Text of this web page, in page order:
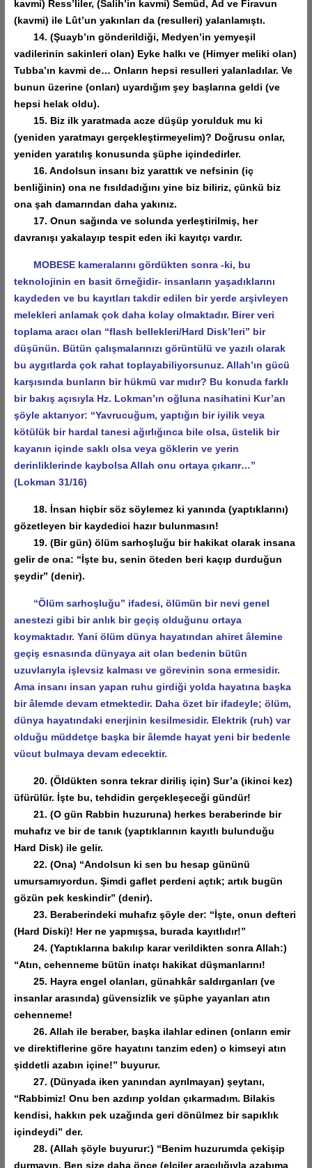
kavmi) Ress’liler, (Salih’in kavmi) Semûd, Âd ve Firavun
(kavmi) ile Lût’un yakınları da (resulleri) yalanlamıştı.
14. (Şuayb’ın gönderildiği, Medyen’in yemyeşil
vadilerinin sakinleri olan) Eyke halkı ve (Himyer meliki olan)
Tubba’ın kavmi de… Onların hepsi resulleri yalanladılar. Ve
bunun üzerine (onları) uyardığım şey başlarına geldi (ve
hepsi helak oldu).
15. Biz ilk yaratmada acze düşüp yorulduk mu ki
(yeniden yaratmayı gerçekleştirmeyelim)? Doğrusu onlar,
yeniden yaratılış konusunda şüphe içindedirler.
16. Andolsun insanı biz yarattık ve nefsinin (iç
benliğinin) ona ne fısıldadığını yine biz biliriz, çünkü biz
ona şah damarından daha yakınız.
17. Onun sağında ve solunda yerleştirilmiş, her
davranışı yakalayıp tespit eden iki kayıtçı vardır.
MOBESE kameralarını gördükten sonra -ki, bu
teknolojinin en basit örneğidir- insanların yaşadıklarını
kaydeden ve bu kayıtları takdir edilen bir yerde arşivleyen
melekleri anlamak çok daha kolay olmaktadır. Birer veri
toplama aracı olan “flash bellekleri/Hard Disk’leri” bir
düşünün. Bütün çalışmalarınızı görüntülü ve yazılı olarak
bu aygıtlarda çok rahat toplayabiliyorsunuz. Allah’ın gücü
karşısında bunların bir hükmü var mıdır? Bu konuda farklı
bir bakış açısıyla Hz. Lokman’ın oğluna nasihatini Kur’an
şöyle aktarıyor: “Yavrucuğum, yaptığın bir iyilik veya
kötülük bir hardal tanesi ağırlığınca bile olsa, üstelik bir
kayanın içinde saklı olsa veya göklerin ve yerin
derinliklerinde kaybolsa Allah onu ortaya çıkarır…”
(Lokman 31/16)
18. İnsan hiçbir söz söylemez ki yanında (yaptıklarını)
gözetleyen bir kaydedici hazır bulunmasın!
19. (Bir gün) ölüm sarhoşluğu bir hakikat olarak insana
gelir de ona: “İşte bu, senin öteden beri kaçıp durduğun
şeydir” (denir).
“Ölüm sarhoşluğu” ifadesi, ölümün bir nevi genel
anestezi gibi bir anlık bir geçiş olduğunu ortaya
koymaktadır. Yani ölüm dünya hayatından ahiret âlemine
geçiş esnasında dünyaya ait olan bedenin bütün
uzuvlarıyla işlevsiz kalması ve görevinin sona ermesidir.
Ama insanı insan yapan ruhu girdiği yolda hayatına başka
bir âlemde devam etmektedir. Daha özet bir ifadeyle; ölüm,
dünya hayatındaki enerjinin kesilmesidir. Elektrik (ruh) var
olduğu müddetçe başka bir âlemde hayat yeni bir bedenle
vücut bulmaya devam edecektir.
20. (Öldükten sonra tekrar diriliş için) Sur’a (ikinci kez)
üfürülür. İşte bu, tehdidin gerçekleşeceği gündür!
21. (O gün Rabbin huzuruna) herkes beraberinde bir
muhafız ve bir de tanık (yaptıklarının kayıtlı bulunduğu
Hard Disk) ile gelir.
22. (Ona) “Andolsun ki sen bu hesap gününü
umursamıyordun. Şimdi gaflet perdeni açtık; artık bugün
gözün pek keskindir” (denir).
23. Beraberindeki muhafız şöyle der: “İşte, onun defteri
(Hard Diski)! Her ne yapmışsa, burada kayıtlıdır!”
24. (Yaptıklarına bakılıp karar verildikten sonra Allah:)
“Atın, cehenneme bütün inatçı hakikat düşmanlarını!
25. Hayra engel olanları, günahkâr saldırganları (ve
insanlar arasında) güvensizlik ve şüphe yayanları atın
cehenneme!
26. Allah ile beraber, başka ilahlar edinen (onların emir
ve direktiflerine göre hayatını tanzim eden) o kimseyi atın
şiddetli azabın içine!” buyurur.
27. (Dünyada iken yanından ayrılmayan) şeytanı,
“Rabbimiz! Onu ben azdırıp yoldan çıkarmadım. Bilakis
kendisi, hakkın pek uzağında geri dönülmez bir sapıklık
içindeydi” der.
28. (Allah şöyle buyurur:) “Benim huzurumda çekişip
durmayın. Ben size daha önce (elçiler aracılığıyla azabıma